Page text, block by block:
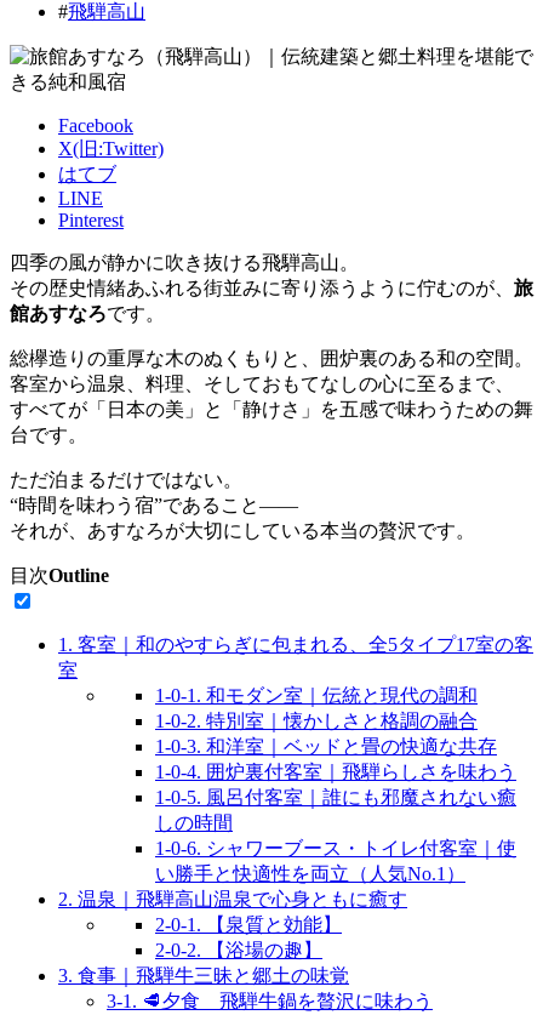
#飛騨高山
Facebook
X(旧:Twitter)
はてブ
LINE
Pinterest
四季の風が静かに吹き抜ける飛騨高山。
その歴史情緒あふれる街並みに寄り添うように佇むのが、 旅
館あすなろです。
総欅造りの重厚な木のぬくもりと、囲炉裏のある和の空間。
客室から温泉、料理、そしておもてなしの心に至るまで、
すべてが「日本の美」と「静けさ」を五感で味わうための舞
台です。
ただ泊まるだけではない。
“時間を味わう宿”であること——
それが、あすなろが大切にしている本当の贅沢です。
目次Outline
1. 客室｜和のやすらぎに包まれる、全5タイプ17室の客
室
1-0-1. 和モダン室｜伝統と現代の調和
1-0-2. 特別室｜懐かしさと格調の融合
1-0-3. 和洋室｜ベッドと畳の快適な共存
1-0-4. 囲炉裏付客室｜飛騨らしさを味わう
1-0-5. 風呂付客室｜誰にも邪魔されない癒
しの時間
1-0-6. シャワーブース・トイレ付客室｜使
い勝手と快適性を両立（人気No.1）
2. 温泉｜飛騨高山温泉で心身ともに癒す
2-0-1. 【泉質と効能】
2-0-2. 【浴場の趣】
3. 食事｜飛騨牛三昧と郷土の味覚
3-1. 🥩夕食 飛騨牛鍋を贅沢に味わう